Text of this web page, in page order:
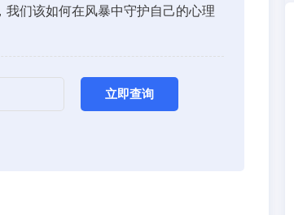
们该如何在风暴中守护自己的心理
立即查询